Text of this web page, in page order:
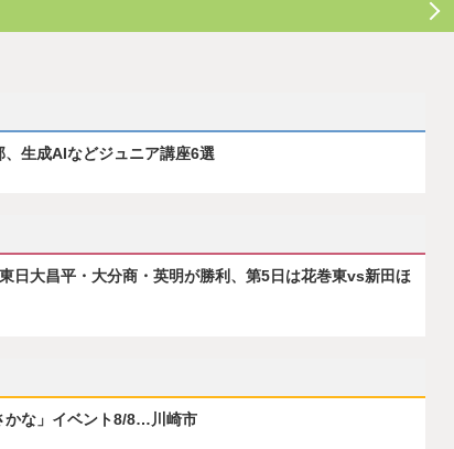
、生成AIなどジュニア講座6選
日大昌平・大分商・英明が勝利、第5日は花巻東vs新田ほ
かな」イベント8/8…川崎市